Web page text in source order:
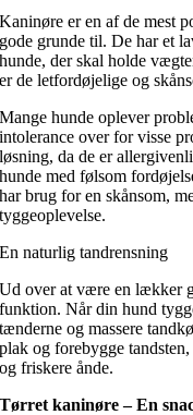
Kaninøre er en af de mest
gode grunde til. De har et
hunde, der skal holde
er de letfordøjelige og
Mange hunde oplever
intolerance over for visse
løsning, da de er
hunde med følsom
har brug for en skånsom,
tyggeoplevelse.
En naturlig tandrensning
Ud over at være en lækker
funktion. Når din hund
tænderne og massere
plak og forebygge
og friskere ånde.
Tørret kaninøre – En